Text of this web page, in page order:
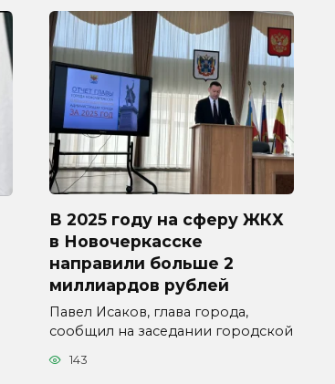
В 2025 году на сферу ЖКХ
в Новочеркасске
направили больше 2
миллиардов рублей
Павел Исаков, глава города,
сообщил на заседании городской
143